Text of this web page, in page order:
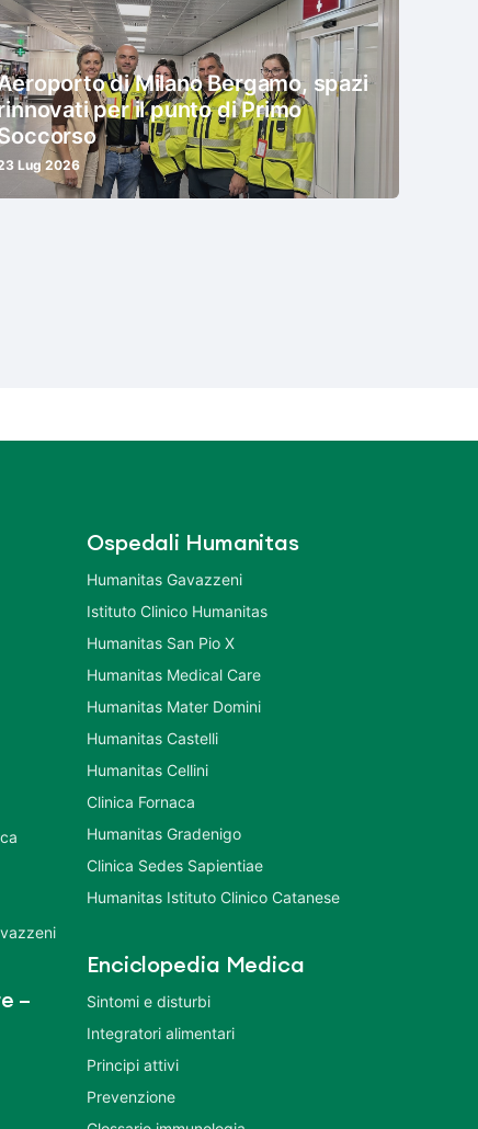
di Milano Bergamo, spazi
per il punto di Primo
Lug 2026
–
Ospedali Humanitas
Humanitas Gavazzeni
Istituto Clinico Humanitas
Humanitas San Pio X
Humanitas Medical Care
Humanitas Mater Domini
Humanitas Castelli
Humanitas Cellini
Clinica Fornaca
Humanitas Gradenigo
Clinica Sedes Sapientiae
Humanitas Istituto Clinico Catanese
Enciclopedia Medica
Sintomi e disturbi
Integratori alimentari
Principi attivi
Prevenzione